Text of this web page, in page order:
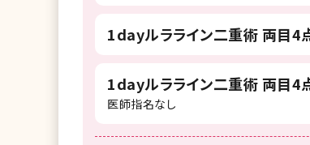
1dayルラライン二重術 両目4
1dayルラライン二重術 両目4
医師指名なし